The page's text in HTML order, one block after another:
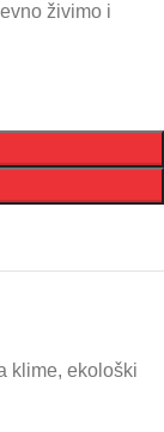
živimo i
klime, ekološki